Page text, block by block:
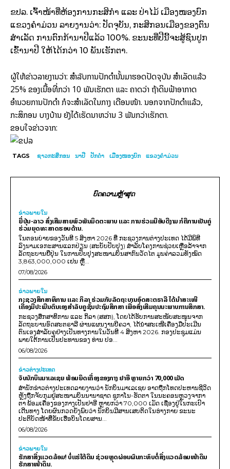
ຂປລ. ເຈົ້າໜ້າທີ່ຫ້ອງການກະສິກຳ ແລະ ປ່າໄມ້ ເມືອງໜອງບົກ
ແຂວງຄຳມ່ວນ ລາຍງານວ່າ: ປັດຈຸບັນ, ກະສິກອນເມືອງຂອງຕົນ
ສຳເລັດ ການຕົກກ້ານາປີແລ້ວ 100%. ຂະນະທີ່ປີນີ້ຈະສູ້ຊົນປູກ
ເຂົ້ານາປີ ໃຫ້ໄດ້ກວ່າ 10 ພັນເຮັກຕາ.
ຜູ້ໃຫ້ຂ່າວລາຍງານວ່າ: ສຳລັບການປັກດຳນັ້ນມາຮອດປັດຈຸບັນ ສຳເລັດແລ້ວ
25% ຂອງເນື້ອທີ່ກວ່າ 10 ພັນເຮັກຕາ ແລະ ຄາດວ່າ ຖ້າດິນຟ້າອາກາດ
ອຳນວຍການປັກດຳ ກໍຈະສຳເລັດໃນກາງ ເດືອນໜ້າ. ນອກຈາກປັກດຳແລ້ວ,
ກະສິກອນ ບາງບ້ານ ຍັງໄດ້ເຮັດນາຫວ່ານ 3 ພັນກວ່າເຮັກຕາ.
ຂອບໃຈຂ່າວຈາກ:
TAGS ຊາວກະສິກອນ ນາປີ ປັກດຳ ເມືອງໜອງບົກ ແຂວງຄຳມ່ວນ
ບົດຄວາມຫຼ້າສຸດ
ຂ່າວພາຍ​ໃນ
ຍີ່ປຸ່ນ-ລາວ ສົ່ງເສີມສາຍພົວພັນມິດຕະພາບ ແລະ ການຮ່ວມມືອັນດີງາມ ກໍຄືການເປັນຄູ່
ຮ່ວມຍຸດທະສາດຮອບດ້ານ.
ໃນຕອນບ່າຍຂອງວັນທີ 5 ສິງຫາ 2026 ທີ່ ກະຊວງການຕ່າງປະເທດ ໄດ້ມີພິທີ
ລົງນາມເອກະສານແລກປ່ຽນ (ສະບັບປັບປຸງ) ສໍາລັບໂຄງການຊ່ວຍເຫຼືອລ້າຈາກ
ລັດຖະບານຍີ່ປຸ່ນ ໃນການປັບປຸງສະໜາມບິນສາກົນວັດໄຕ ມູນຄ່າລວມທັງໝົດ
3,863,000,000 ເຢນ ຫຼື...
07/08/2026
ຂ່າວພາຍ​ໃນ
ກະຊວງສຶກສາທິການ ແລະ ກິລາ ຮ່ວມກັບລັດຖະບານອົດສະຕຣາລີ ໄດ້ນຳສະເໜີ
ເຄື່ອງມືປະເມີນຕົນເອງສຳລັບຄູຊັ້ນປະຖົມສຶກສາ ເພື່ອສົ່ງເສີມຄຸນນະພາບການສຶກສາ.
ກະຊວງສຶກສາທິການ ແລະ ກິລາ (ສສກ), ໂດຍໄດ້ຮັບການສະໜັບສະໜູນຈາກ
ລັດຖະບານອົດສະຕຣາລີ ຜ່ານແຜນງານບີຄວາ, ໄດ້ນຳສະເໜີເຄື່ອງມືປະເມີນ
ຕົນເອງສຳລັບຄູຢ່າງເປັນທາງການໃນວັນທີ 4 ສິງຫາ 2026. ກອງປະຊຸມແມ່ນ
ພາຍໃຕ້ການເປັນປະທານຂອງ ທ່ານ ປອ...
06/08/2026
ຂ່າວຕ່າງປະເທດ
ຈັບນັກບິນມາເລເຊຍ ພ້ອມຍຶດເຄື່ອງຂອງກາງ ຢາອີ ຫຼາຍກວ່າ 70,000 ເມັດ
ສຳນັກຂ່າວຕ່າງປະເທດລາຍງານວ່າ ນັກບິນມາເລເຊຍ ອາດຖືກໂທດປະຫານຊີວິດ
ຫຼັງຖືກຈັບກຸມຢູ່ສະໜາມບິນນານາຊາດ ຊູກາໂນ-ຮັດຕາ ໃນນະຄອນຫຼວງຈາກາ
ຕາ ພ້ອມເຄື່ອງຂອງກາງເປັນຢາອີ ຫຼາຍກວ່າ 70,000 ເມັດ ເຊື່ອງຢູ່ໃນກະເປົາ
ເດີນທາງ ໂດຍຜົນກວດຍັງພົບວ່າ ນັກບິນມີສານເສບຕິດໃນຮ່າງກາຍ ຂະນະ
ປະຕິບັດໜ້າທີ່ຂັບເຮືອບິນໂດຍສານ...
06/08/2026
ຂ່າວພາຍ​ໃນ
ຮັກສາສິ່ງແວດລ້ອມ! ບໍ່ແຮ່ໃຕ້ດິນ ຊ່ວຍຫຼຸດຜ່ອນຜົນກະທົບຕໍ່ສິ່ງແວດລ້ອມໜ້າດິນ
ຮັກສາໜ້າດິນ.